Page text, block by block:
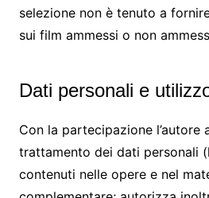
selezione non è tenuto a
sui film ammessi o non
Dati personali e
Con la partecipazione l’autore
trattamento dei dati personali
contenuti nelle opere e nel